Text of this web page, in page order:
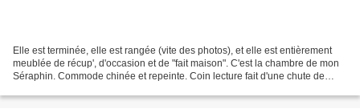
Elle est terminée, elle est rangée (vite des photos), et elle est entièrement
meublée de récup', d'occasion et de "fait maison". C'est la chambre de mon
Séraphin. Commode chinée et repeinte. Coin lecture fait d'une chute de